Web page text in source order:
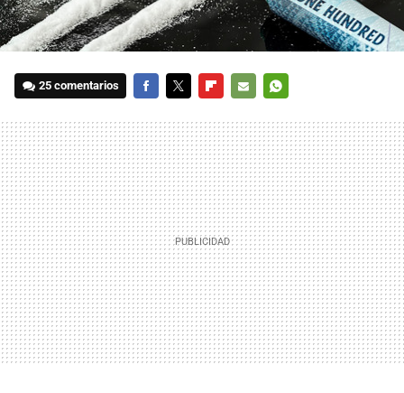
25 comentarios
MAIL